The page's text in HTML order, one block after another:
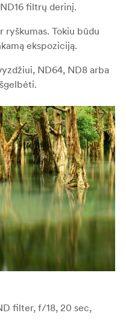
filtrų derinį.
ryškumas. Tokiu būdu
ekspoziciją.
ND64, ND8 arba
filter, f/18, 20 sec,